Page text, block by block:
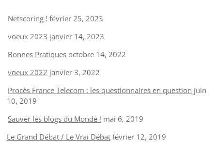
Netscoring ! février 25, 2023
voeux 2023 janvier 14, 2023
Bonnes Pratiques octobre 14, 2022
voeux 2022 janvier 3, 2022
Procès France Telecom : les questionnaires en question juin
10, 2019
Sauver les blogs du Monde ! mai 6, 2019
Le Grand Débat / Le Vrai Débat février 12, 2019